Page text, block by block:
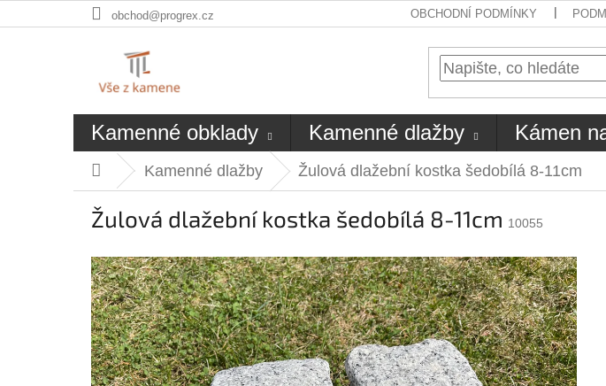
na
obchod@progrex.cz OBCHODNÍ PODMÍNKY
Kamenné obklady Kamenné dlažby Kámen
DomůKamenné dlažby Žulová dlažební kostka šedobílá 8-11cm
Žulová dlažební kostka šedobílá 8-11cm 10055